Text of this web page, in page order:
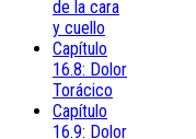
de la cara
y cuello
Capítulo
16.8: Dolor
Torácico
Capítulo
16.9: Dolor